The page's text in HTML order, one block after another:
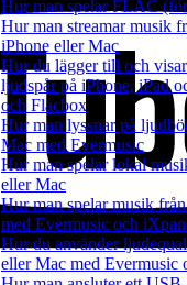
Hur man spelar FLAC
Hur man streamar musik
iPhone eller Mac
Hur du lägger till och
ljudspår på iPhone, iPad
och Flacbox
Hur man lyssnar på
Mac med Evermusic
Hur man spelar lokal
eller Mac
Hur man spelar musik
med Evermusic och
Hur du använder
eller Mac med Evermusic